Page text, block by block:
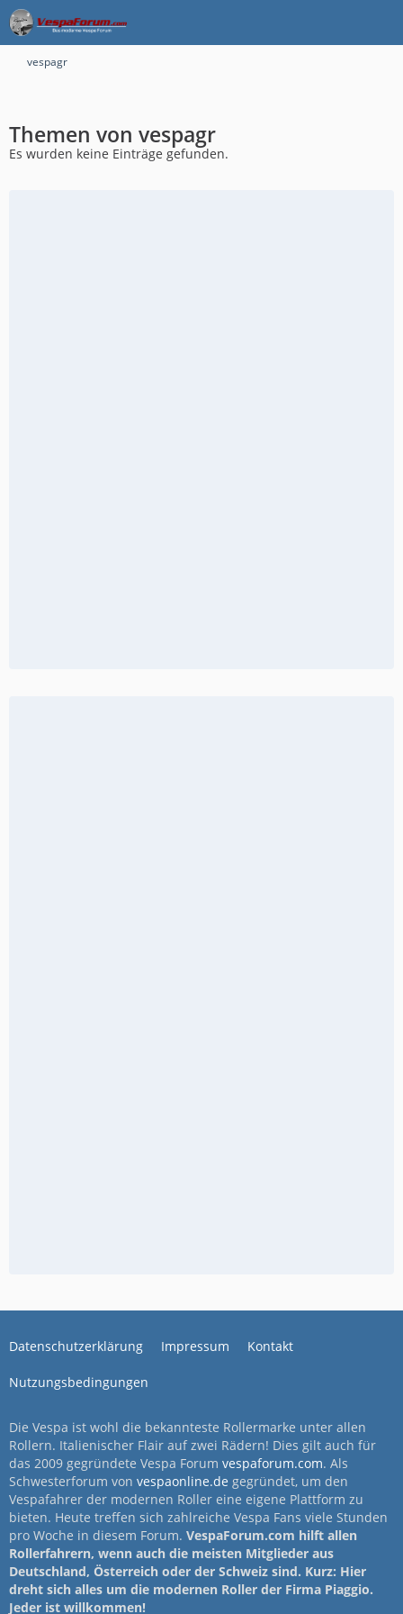
vespagr
Themen von vespagr
Es wurden keine Einträge gefunden.
Datenschutzerklärung Impressum Kontakt
Nutzungsbedingungen
Die Vespa ist wohl die bekannteste Rollermarke unter allen
Rollern. Italienischer Flair auf zwei Rädern! Dies gilt auch für
das 2009 gegründete Vespa Forum vespaforum.com. Als
Schwesterforum von vespaonline.de gegründet, um den
Vespafahrer der modernen Roller eine eigene Plattform zu
bieten. Heute treffen sich zahlreiche Vespa Fans viele Stunden
pro Woche in diesem Forum. VespaForum.com hilft allen
Rollerfahrern, wenn auch die meisten Mitglieder aus
Deutschland, Österreich oder der Schweiz sind. Kurz: Hier
dreht sich alles um die modernen Roller der Firma Piaggio.
Jeder ist willkommen!